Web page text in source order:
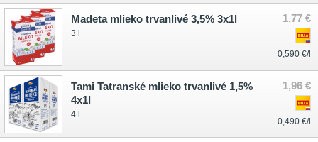
1,77 €
0,590 €/l
Madeta mlieko trvanlivé 3,5% 3x1l
3 l
1,96 €
0,490 €/l
Tami Tatranské mlieko trvanlivé 1,5%
4x1l
4 l